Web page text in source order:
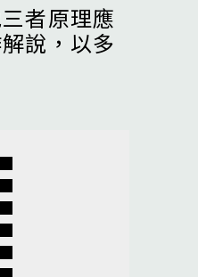
者原理應
說，以多